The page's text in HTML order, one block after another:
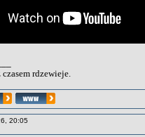
rdzewieje.
20:05